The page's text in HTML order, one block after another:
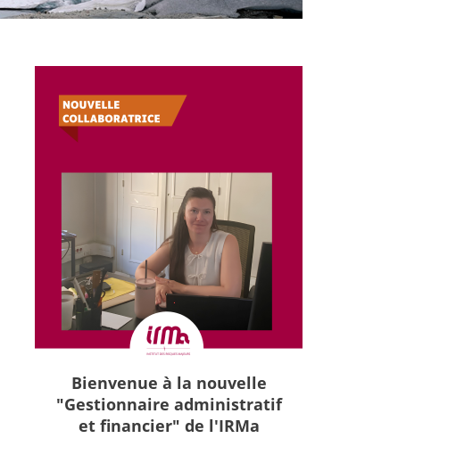
Bienvenue à la nouvelle
"Gestionnaire administratif
et financier" de l'IRMa